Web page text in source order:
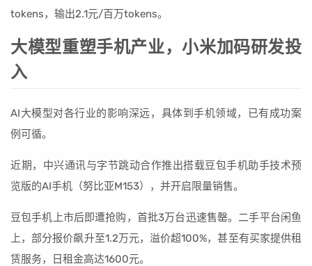
tokens，输出2.1元/百万tokens。
大模型重塑手机产业，小米加码研发投
入
AI大模型对各行业的影响深远，具体到手机领域，已有成功案
例可循。
近期，中兴通讯与字节跳动合作推出搭载豆包手机助手技术预
览版的AI手机（努比亚M153），并开启限量销售。
豆包手机上市后即遭抢购，首批3万台迅速售罄。二手平台闲鱼
上，部分报价飙升至1.2万元，溢价超100%，甚至有买家提供租
赁服务，日租金高达1600元。